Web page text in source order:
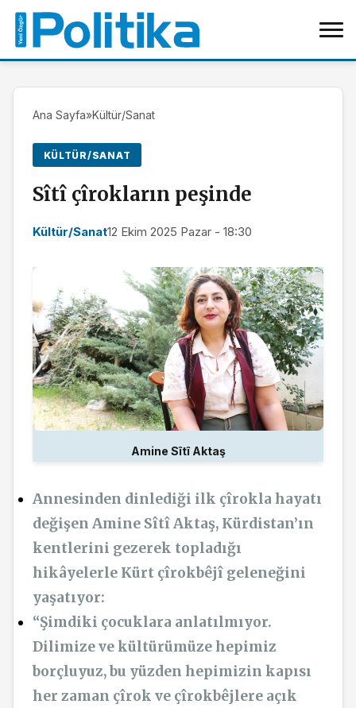
Ana Sayfa»Kültür/Sanat
KÜLTÜR/SANAT
Sîtî çîrokların peşinde
Kültür/Sanat12 Ekim 2025 Pazar - 18:30
Amine Sîtî Aktaş
Annesinden dinlediği ilk çîrokla hayatı
değişen Amine Sîtî Aktaş, Kürdistan’ın
kentlerini gezerek topladığı
hikâyelerle Kürt çîrokbêjî geleneğini
yaşatıyor:
“Şimdiki çocuklara anlatılmıyor.
Dilimize ve kültürümüze hepimiz
borçluyuz, bu yüzden hepimizin kapısı
her zaman çîrok ve çîrokbêjlere açık